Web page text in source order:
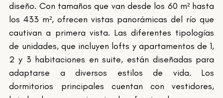
diseño. Con tamaños que van desde los 60 m² hasta
los 433 m², ofrecen vistas panorámicas del río que
cautivan a primera vista. Las diferentes tipologías
de unidades, que incluyen lofts y apartamentos de 1,
2 y 3 habitaciones en suite, están diseñadas para
adaptarse a diversos estilos de vida. Los
dormitorios principales cuentan con vestidores,